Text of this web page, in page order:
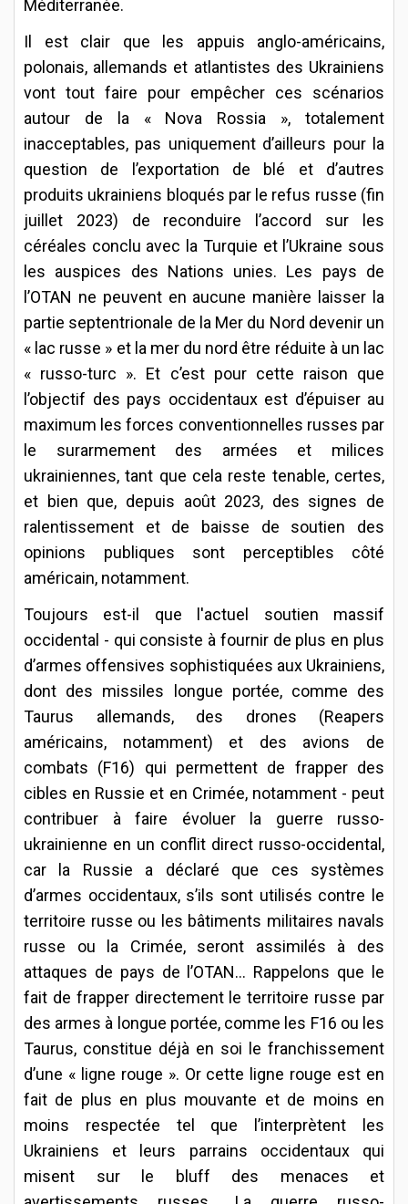
Méditerranée.
Il est clair que les appuis anglo-américains,
polonais, allemands et atlantistes des Ukrainiens
vont tout faire pour empêcher ces scénarios
autour de la « Nova Rossia », totalement
inacceptables, pas uniquement d’ailleurs pour la
question de l’exportation de blé et d’autres
produits ukrainiens bloqués par le refus russe (fin
juillet 2023) de reconduire l’accord sur les
céréales conclu avec la Turquie et l’Ukraine sous
les auspices des Nations unies. Les pays de
l’OTAN ne peuvent en aucune manière laisser la
partie septentrionale de la Mer du Nord devenir un
« lac russe » et la mer du nord être réduite à un lac
« russo-turc ». Et c’est pour cette raison que
l’objectif des pays occidentaux est d’épuiser au
maximum les forces conventionnelles russes par
le surarmement des armées et milices
ukrainiennes, tant que cela reste tenable, certes,
et bien que, depuis août 2023, des signes de
ralentissement et de baisse de soutien des
opinions publiques sont perceptibles côté
américain, notamment.
Toujours est-il que l'actuel soutien massif
occidental - qui consiste à fournir de plus en plus
d’armes offensives sophistiquées aux Ukrainiens,
dont des missiles longue portée, comme des
Taurus allemands, des drones (Reapers
américains, notamment) et des avions de
combats (F16) qui permettent de frapper des
cibles en Russie et en Crimée, notamment - peut
contribuer à faire évoluer la guerre russo-
ukrainienne en un conflit direct russo-occidental,
car la Russie a déclaré que ces systèmes
d’armes occidentaux, s’ils sont utilisés contre le
territoire russe ou les bâtiments militaires navals
russe ou la Crimée, seront assimilés à des
attaques de pays de l’OTAN... Rappelons que le
fait de frapper directement le territoire russe par
des armes à longue portée, comme les F16 ou les
Taurus, constitue déjà en soi le franchissement
d’une « ligne rouge ». Or cette ligne rouge est en
fait de plus en plus mouvante et de moins en
moins respectée tel que l’interprètent les
Ukrainiens et leurs parrains occidentaux qui
misent sur le bluff des menaces et